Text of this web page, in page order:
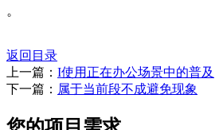
。
返回目录
上一篇： I使用正在办公场景中的普及
下一篇： 属于当前段不成避免现象